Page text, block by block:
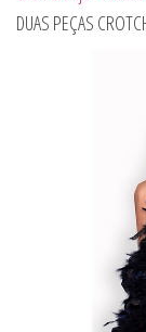
DUAS PEÇAS